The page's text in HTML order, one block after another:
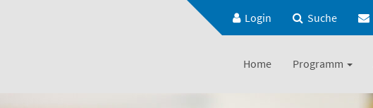
Login Suche
Home Programm